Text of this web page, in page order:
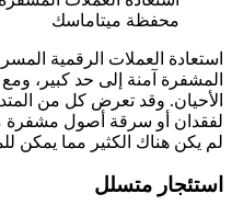
محفظة ميتاماسك
استعادة العملات الرقمية
المشفرة آمنة إلى حد كبير،
الأحيان. وقد تعرض كل من
لفقدان أو سرقة أصول مشفرة
لم يكن هناك الكثير مما يمكن
استئجار متسلل